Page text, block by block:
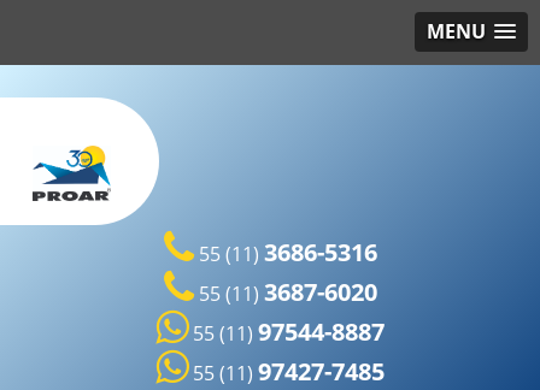
MENU
55 (11) 3686-5316
55 (11) 3687-6020
55 (11) 97544-8887
55 (11) 97427-7485